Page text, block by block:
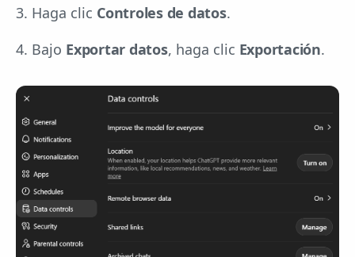
3. Haga clic Controles de datos.
4. Bajo Exportar datos, haga clic Exportación.